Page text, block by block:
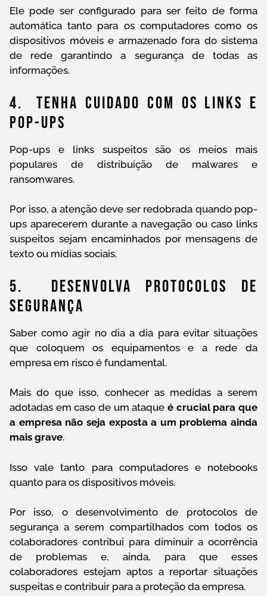
Ele pode ser configurado para ser feito de forma
automática tanto para os computadores como os
dispositivos móveis e armazenado fora do sistema
de rede garantindo a segurança de todas as
informações.
4. Tenha Cuidado Com Os Links E
Pop-Ups
Pop-ups e links suspeitos são os meios mais
populares de distribuição de malwares e
ransomwares.
Por isso, a atenção deve ser redobrada quando pop-
ups aparecerem durante a navegação ou caso links
suspeitos sejam encaminhados por mensagens de
texto ou mídias sociais.
5. Desenvolva Protocolos De
Segurança
Saber como agir no dia a dia para evitar situações
que coloquem os equipamentos e a rede da
empresa em risco é fundamental.
Mais do que isso, conhecer as medidas a serem
adotadas em caso de um ataque é crucial para que
a empresa não seja exposta a um problema ainda
mais grave.
Isso vale tanto para computadores e notebooks
quanto para os dispositivos móveis.
Por isso, o desenvolvimento de protocolos de
segurança a serem compartilhados com todos os
colaboradores contribui para diminuir a ocorrência
de problemas e, ainda, para que esses
colaboradores estejam aptos a reportar situações
suspeitas e contribuir para a proteção da empresa.